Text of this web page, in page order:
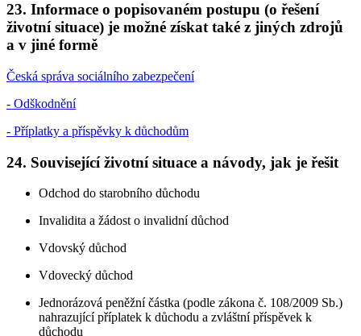
23. Informace o popisovaném postupu (o řešení
životní situace) je možné získat také z jiných zdrojů
a v jiné formě
Česká správa sociálního zabezpečení
- Odškodnění
- Příplatky a příspěvky k důchodům
24. Související životní situace a návody, jak je řešit
Odchod do starobního důchodu
Invalidita a žádost o invalidní důchod
Vdovský důchod
Vdovecký důchod
Jednorázová peněžní částka (podle zákona č. 108/2009 Sb.)
nahrazující příplatek k důchodu a zvláštní příspěvek k
důchodu